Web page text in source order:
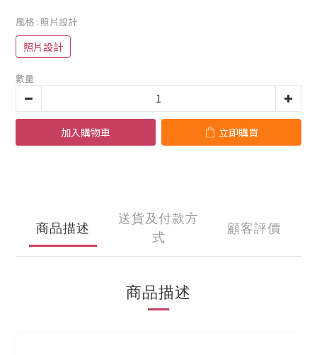
風格 : 照片設計
照片設計
數量
加入購物車 立即購買
商品描述
送貨及付款方
式
顧客評價
商品描述